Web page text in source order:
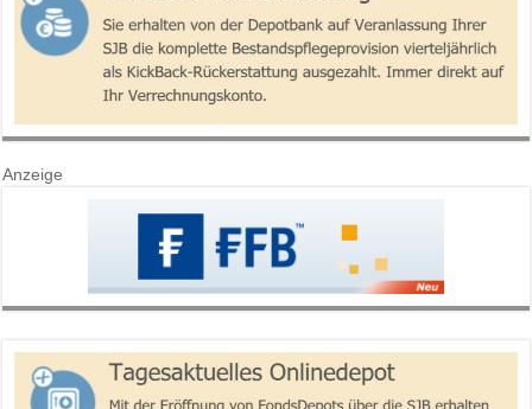
Anzeige